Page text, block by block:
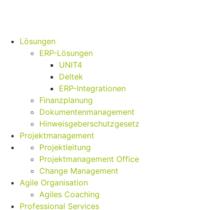
Lösungen
ERP-Lösungen
UNIT4
Deltek
ERP-Integrationen
Finanzplanung
Dokumentenmanagement
Hinweisgeberschutzgesetz
Projektmanagement
Projektleitung
Projektmanagement Office
Change Management
Agile Organisation
Agiles Coaching
Professional Services